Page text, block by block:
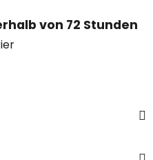
von 72 Stunden